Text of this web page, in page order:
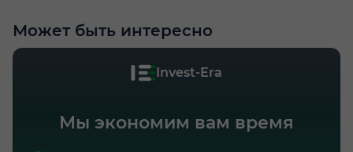
Может быть интересно
Invest-Era
Мы экономим вам время